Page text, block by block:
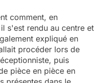
comment, en
s'est rendu au centre et
expliqué en
procéder lors de
puis
pièce en pièce en